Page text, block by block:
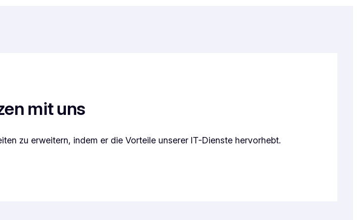
mit uns
zu erweitern, indem er die Vorteile unserer IT-Dienste hervorhebt.